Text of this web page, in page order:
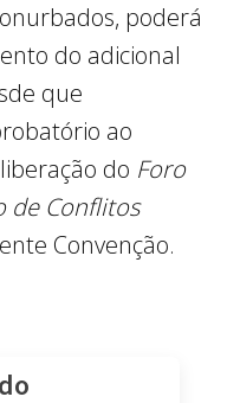
poderá
do adicional
que
ao
do Foro
de Conflitos
Convenção.